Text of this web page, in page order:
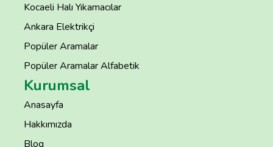
Kocaeli Halı Yıkamacılar
Ankara Elektrikçi
Popüler Aramalar
Popüler Aramalar Alfabetik
Kurumsal
Anasayfa
Hakkımızda
Blog